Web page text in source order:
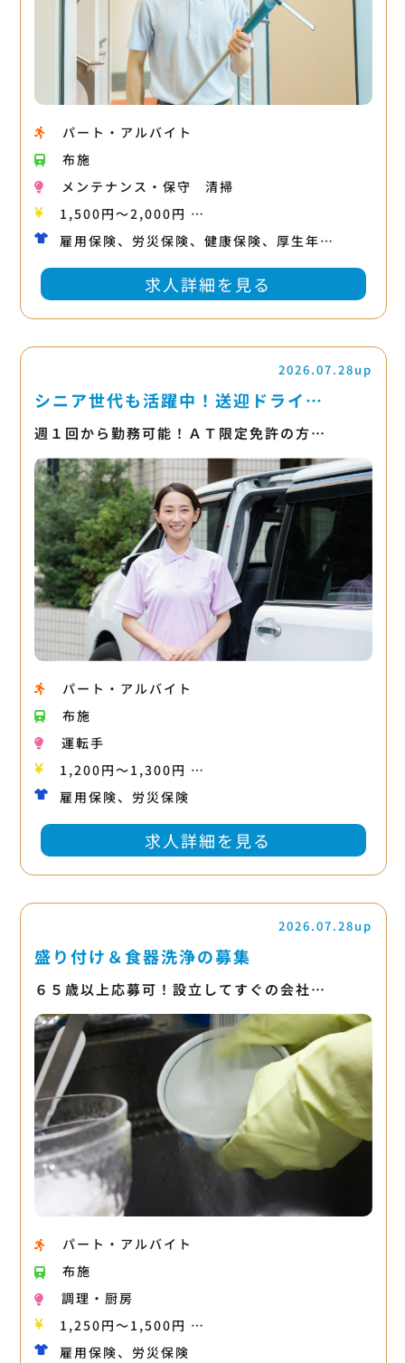
パート・アルバイト
布施
メンテナンス・保守
清掃
1,500円〜2,000円 …
雇用保険、労災保険、健康保険、厚生年…
求人詳細を見る
2026.07.28up
シニア世代も活躍中！送迎ドライ…
週１回から勤務可能！ＡＴ限定免許の方…
パート・アルバイト
布施
運転手
1,200円〜1,300円 …
雇用保険、労災保険
求人詳細を見る
2026.07.28up
盛り付け＆食器洗浄の募集
６５歳以上応募可！設立してすぐの会社…
パート・アルバイト
布施
調理・厨房
1,250円〜1,500円 …
雇用保険、労災保険